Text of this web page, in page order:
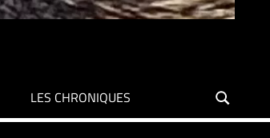
LES CHRONIQUES